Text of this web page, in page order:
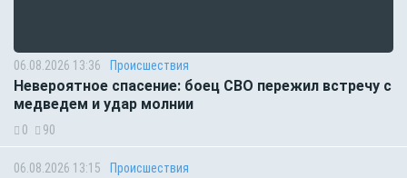
06.08.2026 13:36 Происшествия
Невероятное спасение: боец СВО пережил встречу с
медведем и удар молнии
0 90
06.08.2026 13:15 Происшествия